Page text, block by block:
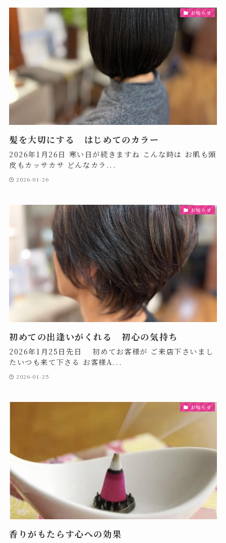
お知らせ
髪を大切にする はじめてのカラー
2026年1月26日 寒い日が続きますね こんな時は お肌も頭
皮もカッサカサ どんなカラ...
2026-01-26
お知らせ
初めての出逢いがくれる 初心の気持ち
2026年1月25日先日 初めてお客様が ご来店下さいまし
たいつも来て下さる お客様A...
2026-01-25
お知らせ
香りがもたらす心への効果